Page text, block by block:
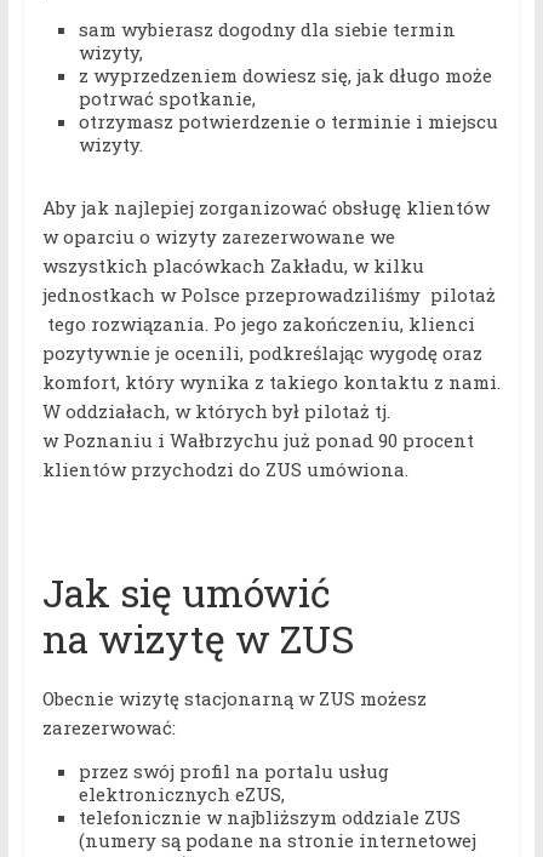
sam wybierasz dogodny dla siebie termin
wizyty,
z wyprzedzeniem dowiesz się, jak długo może
potrwać spotkanie,
otrzymasz potwierdzenie o terminie i miejscu
wizyty.
Aby jak najlepiej zorganizować obsługę klientów
w oparciu o wizyty zarezerwowane we
wszystkich placówkach Zakładu, w kilku
jednostkach w Polsce przeprowadziliśmy pilotaż
tego rozwiązania. Po jego zakończeniu, klienci
pozytywnie je ocenili, podkreślając wygodę oraz
komfort, który wynika z takiego kontaktu z nami.
W oddziałach, w których był pilotaż tj.
w Poznaniu i Wałbrzychu już ponad 90 procent
klientów przychodzi do ZUS umówiona.
Jak się umówić
na wizytę w ZUS
Obecnie wizytę stacjonarną w ZUS możesz
zarezerwować:
przez swój profil na portalu usług
elektronicznych eZUS,
telefonicznie w najbliższym oddziale ZUS
(numery są podane na stronie internetowej